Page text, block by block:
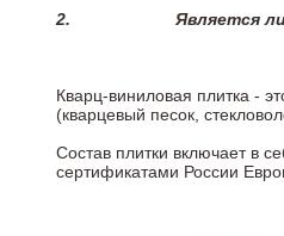
2. Является
Кварц-виниловая плитка -
(кварцевый песок,
Состав плитки включает в
сертификатами России